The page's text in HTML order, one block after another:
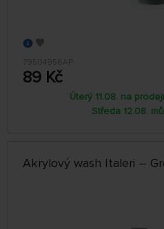
79504956AP
89 Kč
Úterý 11.08. na
Středa 12.08.
Akrylový wash Italeri –